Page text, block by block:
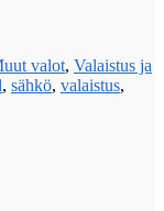
valot, Valaistus ja
, sähkö, valaistus,